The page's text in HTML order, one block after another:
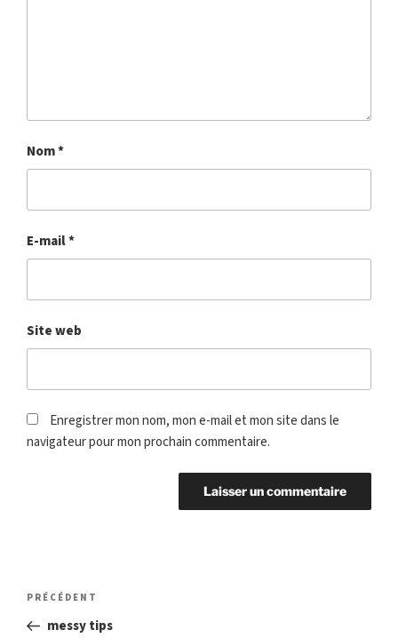
Nom*
E-mail*
Site web
Enregistrer mon nom, mon e-mail et mon site dans le
navigateur pour mon prochain commentaire.
PRÉCÉDENT
messy tips